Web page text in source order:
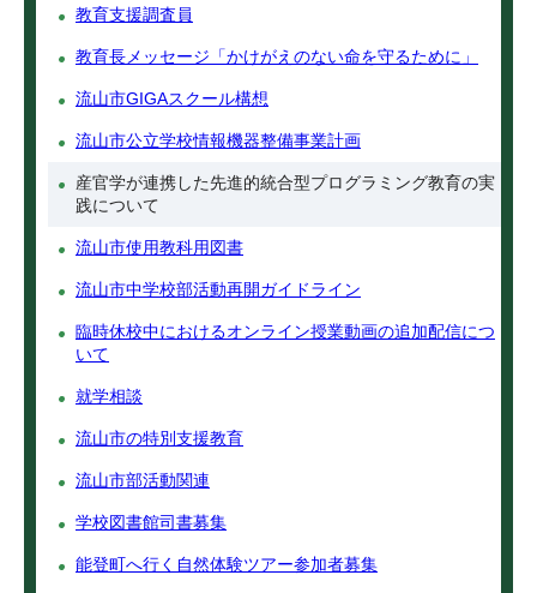
教育支援調査員
教育長メッセージ「かけがえのない命を守るために」
流山市GIGAスクール構想
流山市公立学校情報機器整備事業計画
産官学が連携した先進的統合型プログラミング教育の実
践について
流山市使用教科用図書
流山市中学校部活動再開ガイドライン
臨時休校中におけるオンライン授業動画の追加配信につ
いて
就学相談
流山市の特別支援教育
流山市部活動関連
学校図書館司書募集
能登町へ行く自然体験ツアー参加者募集